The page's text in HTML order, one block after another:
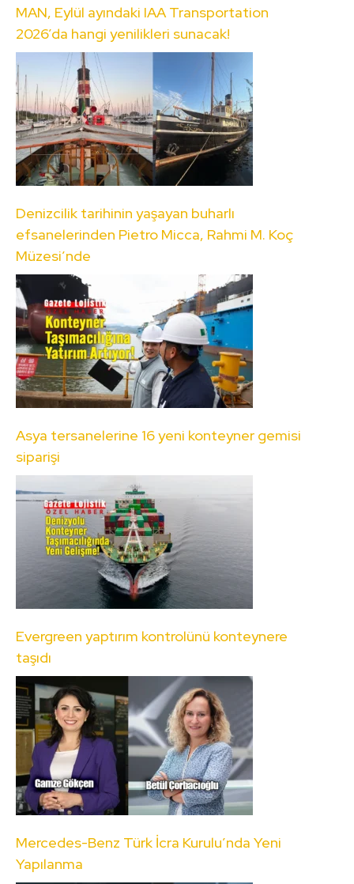
MAN, Eylül ayındaki IAA Transportation
2026’da hangi yenilikleri sunacak!
Denizcilik tarihinin yaşayan buharlı
efsanelerinden Pietro Micca, Rahmi M. Koç
Müzesi’nde
Asya tersanelerine 16 yeni konteyner gemisi
siparişi
Evergreen yaptırım kontrolünü konteynere
taşıdı
Mercedes-Benz Türk İcra Kurulu’nda Yeni
Yapılanma